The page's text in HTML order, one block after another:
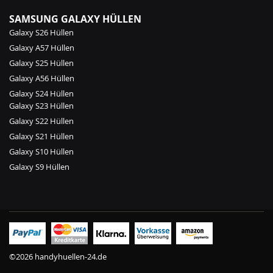
SAMSUNG GALAXY HÜLLEN
Galaxy S26 Hüllen
Galaxy A57 Hüllen
Galaxy S25 Hüllen
Galaxy A56 Hüllen
Galaxy S24 Hüllen
Galaxy S23 Hüllen
Galaxy S22 Hüllen
Galaxy S21 Hüllen
Galaxy S10 Hüllen
Galaxy S9 Hüllen
©2026 handyhuellen-24.de